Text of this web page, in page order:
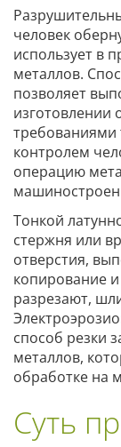
человек
использует в
металлов.
позволяет
изготовлении
требованиями
контролем
операцию
Тонкой
стержня или
отверстия,
копирование
разрезают,
способ резки
металлов,
обработке на
Суть